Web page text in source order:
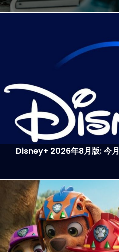
Disney+ 2026年8月版: 今